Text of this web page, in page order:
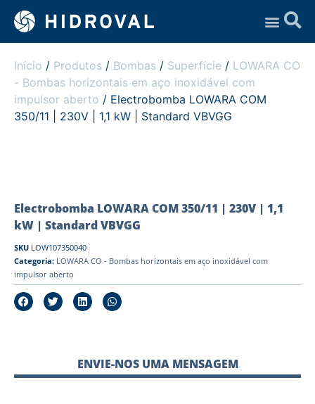
Início / Produtos / Bombas / Superfície / LOWARA CO
- Bombas horizontais em aço inoxidável com
impulsor aberto / Electrobomba LOWARA COM
350/11 | 230V | 1,1 kW | Standard VBVGG
Electrobomba LOWARA COM 350/11 | 230V | 1,1
kW | Standard VBVGG
SKU LOW107350040
Categoria: LOWARA CO - Bombas horizontais em aço inoxidável com
impulsor aberto
ENVIE-NOS UMA MENSAGEM